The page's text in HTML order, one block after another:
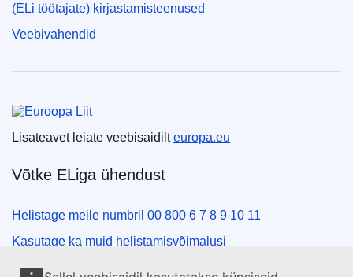
(ELi töötajate) kirjastamisteenused
Veebivahendid
Lisateavet leiate veebisaidilteuropa.eu
Võtke ELiga ühendust
Helistage meile numbril 00 800 6 7 8 9 10 11
Kasutage ka muid helistamisvõimalusi
Kirjutage meile kontaktvormi vahendusel